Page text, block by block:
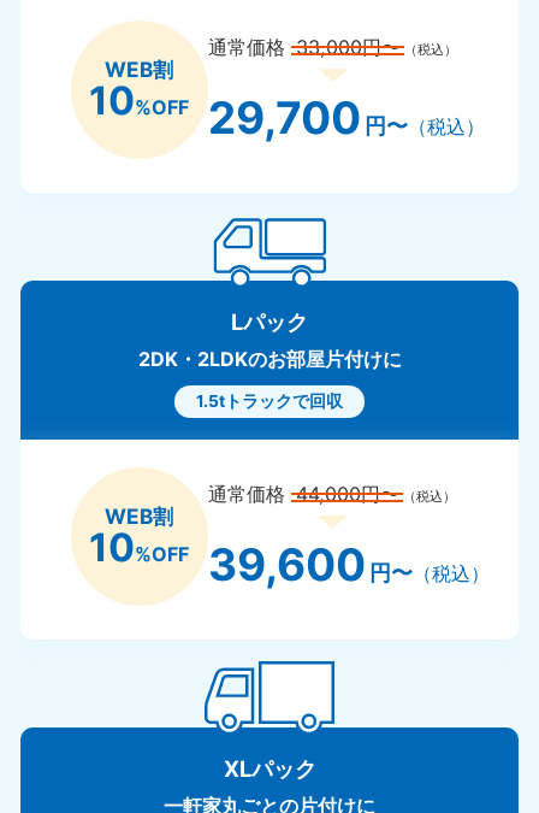
WEB割
10%OFF
通常価格33,000円〜 （税込）
29,700 円〜（税込）
Lパック
2DK・2LDKのお部屋片付けに
1.5tトラックで回収
WEB割
10%OFF
通常価格44,000円〜 （税込）
39,600 円〜（税込）
XLパック
一軒家丸ごとの片付けに